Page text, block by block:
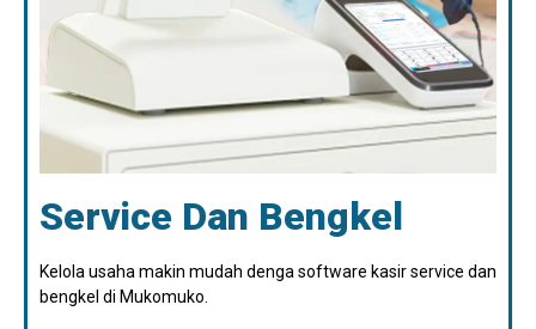
Service Dan Bengkel
Kelola usaha makin mudah denga software kasir service dan
bengkel di Mukomuko.